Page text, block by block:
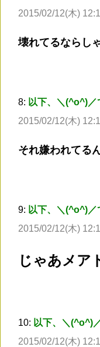
2015/02/12(木)
壊れてるならし
8: 以下、＼(^o^)
2015/02/12(木)
それ嫌われてる
9: 以下、＼(^o^)
2015/02/12(木)
じゃあメア
10: 以下、＼(^o^)
2015/02/12(木)